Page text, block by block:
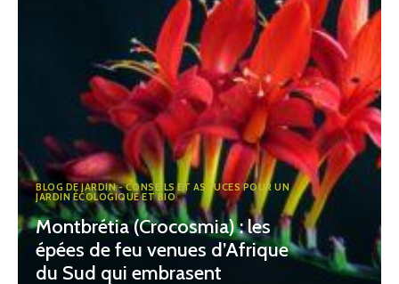
BLOG DE JARDIN - CONSEILS ET ASTUCES POUR UN
JARDIN ÉCOLOGIQUE ET BIO
Montbrétia (Crocosmia) : les
épées de feu venues d’Afrique
du Sud qui embrasent